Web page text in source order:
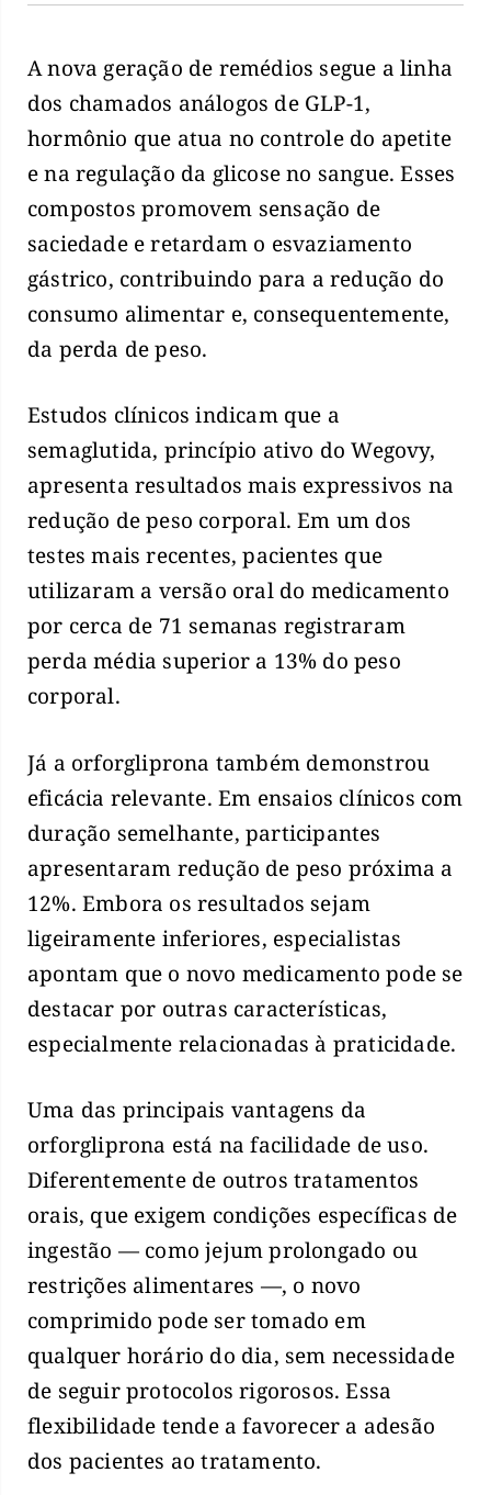
A nova geração de remédios segue a linha
dos chamados análogos de GLP-1,
hormônio que atua no controle do apetite
e na regulação da glicose no sangue. Esses
compostos promovem sensação de
saciedade e retardam o esvaziamento
gástrico, contribuindo para a redução do
consumo alimentar e, consequentemente,
da perda de peso.
Estudos clínicos indicam que a
semaglutida, princípio ativo do Wegovy,
apresenta resultados mais expressivos na
redução de peso corporal. Em um dos
testes mais recentes, pacientes que
utilizaram a versão oral do medicamento
por cerca de 71 semanas registraram
perda média superior a 13% do peso
corporal.
Já a orforgliprona também demonstrou
eficácia relevante. Em ensaios clínicos com
duração semelhante, participantes
apresentaram redução de peso próxima a
12%. Embora os resultados sejam
ligeiramente inferiores, especialistas
apontam que o novo medicamento pode se
destacar por outras características,
especialmente relacionadas à praticidade.
Uma das principais vantagens da
orforgliprona está na facilidade de uso.
Diferentemente de outros tratamentos
orais, que exigem condições específicas de
ingestão — como jejum prolongado ou
restrições alimentares —, o novo
comprimido pode ser tomado em
qualquer horário do dia, sem necessidade
de seguir protocolos rigorosos. Essa
flexibilidade tende a favorecer a adesão
dos pacientes ao tratamento.